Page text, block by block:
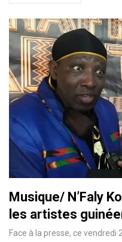
Musique/ N’Faly
les artistes
Face à la presse, ce